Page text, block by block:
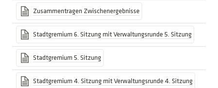
Zusammentragen Zwischenergebnisse
Stadtgremium 6. Sitzung mit Verwaltungsrunde 5. Sitzung
Stadtgremium 5. Sitzung
Stadtgremium 4. Sitzung mit Verwaltungsrunde 4. Sitzung